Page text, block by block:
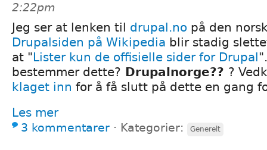
2:22pm
Jeg ser at lenken til drupal.no på den
Drupalsiden på Wikipedia blir stadig
at "Lister kun de offisielle sider for Drupal
bestemmer dette? Drupalnorge?? ?
klaget inn for å få slutt på dette en gang
Les mer
3 kommentarer ⋅ Kategorier: Generelt